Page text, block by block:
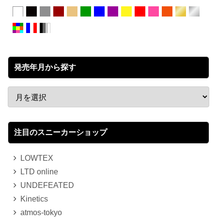
発売年月から探す
注目のスニーカーショップ
LOWTEX
LTD online
UNDEFEATED
Kinetics
atmos-tokyo